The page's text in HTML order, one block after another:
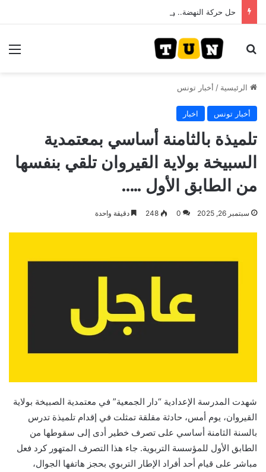
بحث عن
الرئيسية / أخبار تونس
أخبار تونس اخبار
تلميذة بالثامنة أساسي بمعتمدية
السبيخة بولاية القيروان تلقي بنفسها
من الطابق الأول …..
سبتمبر 26, 2025 0
248 دقيقة واحدة
شهدت المدرسة الإعدادية “دار الجمعية” في معتمدية الصبيخة بولاية
القيروان، يوم أمس، حادثة مقلقة تمثلت في إقدام تلميذة تدرس
بالسنة الثامنة أساسي على تصرف خطير أدى إلى سقوطها من
الطابق الأول للمؤسسة التربوية. جاء هذا التصرف المتهور كرد فعل
مباشر على قيام أحد أفراد الإطار التربوي بحجز هاتفها الجوال،